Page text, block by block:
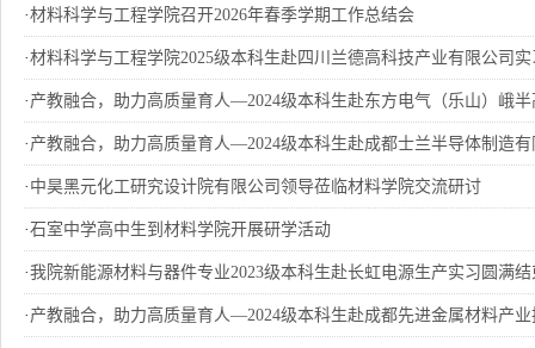
·材料科学与工程学院召开2026年春季学期工作总结会
·材料科学与工程学院2025级本科生赴四川兰德高科技产业有限公司
· 产教融合，助力高质量育人—2024级本科生赴东方电气（乐山）峨
· 产教融合，助力高质量育人—2024级本科生赴成都士兰半导体制造
· 中昊黑元化工研究设计院有限公司领导莅临材料学院交流研讨
·石室中学高中生到材料学院开展研学活动
·我院新能源材料与器件专业2023级本科生赴长虹电源生产实习圆满结
· 产教融合，助力高质量育人—2024级本科生赴成都先进金属材料产